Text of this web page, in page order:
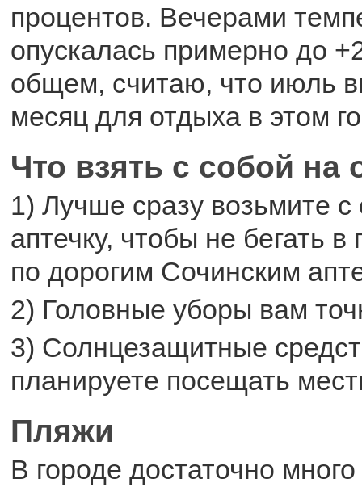
процентов. Вечерами
опускалась примерно до
общем, считаю, что июль
месяц для отдыха в этом
Что взять с собой на
1) Лучше сразу возьмите
аптечку, чтобы не бегать в
по дорогим Сочинским
2) Головные уборы вам
3) Солнцезащитные
планируете посещать
Пляжи
В городе достаточно